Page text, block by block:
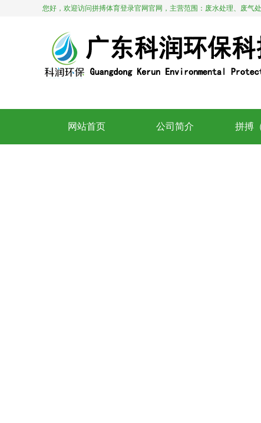
您好，欢迎访问拼搏体育登录官网官网，主营范围：废水处理、废气
网站首页 公司简介 拼搏